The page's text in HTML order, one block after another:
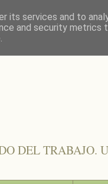
DEL TRABAJO.
its services and to
and security metrics